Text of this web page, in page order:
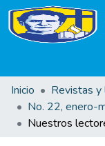
Inicio
Revistas y
No. 22, enero-